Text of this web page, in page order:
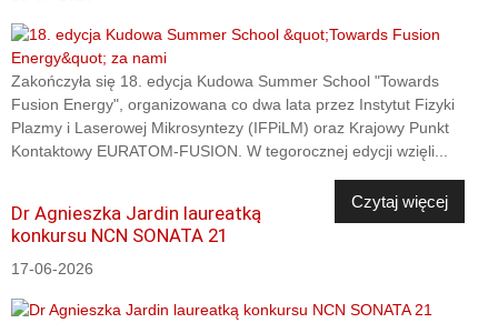
Zakończyła się 18. edycja Kudowa Summer School "Towards
Fusion Energy", organizowana co dwa lata przez Instytut Fizyki
Plazmy i Laserowej Mikrosyntezy (IFPiLM) oraz Krajowy Punkt
Kontaktowy EURATOM-FUSION. W tegorocznej edycji wzięli...
Czytaj więcej
Dr Agnieszka Jardin laureatką
konkursu NCN SONATA 21
17-06-2026